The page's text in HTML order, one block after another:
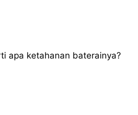
apa ketahanan baterainya?